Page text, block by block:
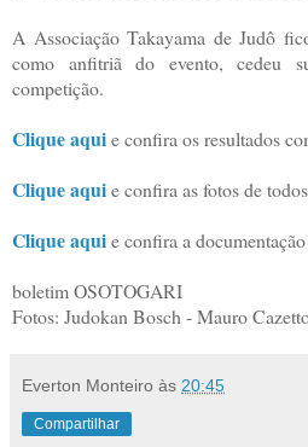
A Associação Takayama de Judô
como anfitriã do evento, cedeu
competição.
Clique aquie confira os resultados
Clique aquie confira as fotos de
Clique aquie confira a
boletim OSOTOGARI
Fotos: Judokan Bosch - Mauro
Everton Monteiro às 20:45
Compartilhar